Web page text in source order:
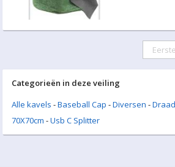
Eerste
Categorieën in deze veiling
Alle kavels -Baseball Cap -Diversen -
70X70cm -Usb C Splitter